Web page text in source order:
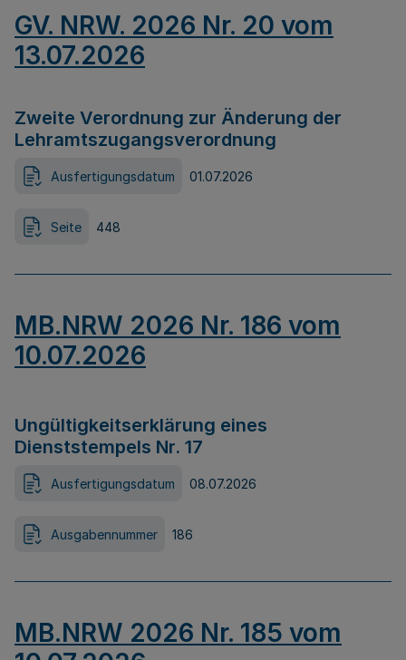
GV. NRW. 2026 Nr. 20 vom
13.07.2026
Zweite Verordnung zur Änderung der
Lehramtszugangsverordnung
Ausfertigungsdatum 01.07.2026
Seite 448
MB.NRW 2026 Nr. 186 vom
10.07.2026
Ungültigkeitserklärung eines
Dienststempels Nr. 17
Ausfertigungsdatum 08.07.2026
Ausgabennummer 186
MB.NRW 2026 Nr. 185 vom